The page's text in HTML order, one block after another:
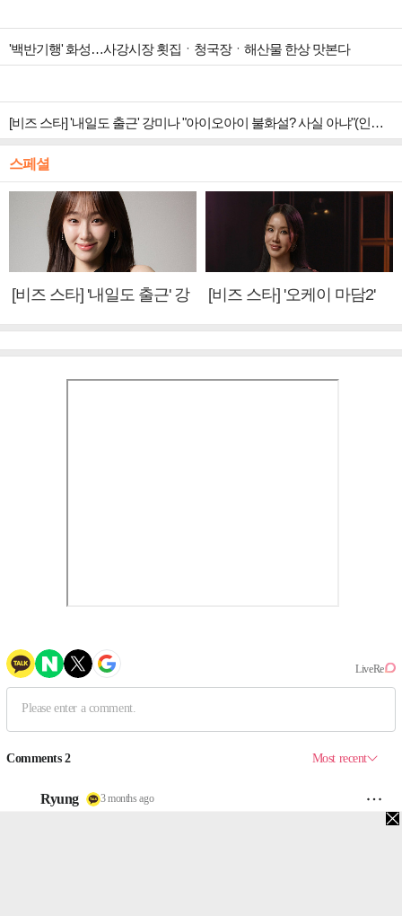
'백반기행' 화성…사강시장 횟집ㆍ청국장ㆍ해산물 한상 맛본다
[비즈 스타] '내일도 출근' 강미나 "아이오아이 불화설? 사실 아냐"(인터뷰)
스페셜
[비즈 스타] '내일도 출근' 강
[비즈 스타] '오케이 마담2'